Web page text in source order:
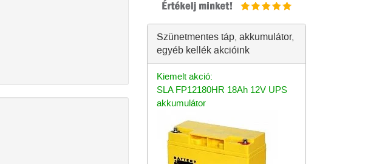
Szünetmentes táp, akkumulátor,
egyéb kellék akcióink
Kiemelt akció:
SLA FP12180HR 18Ah 12V UPS
akkumulátor